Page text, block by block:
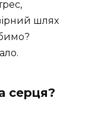
шлях
серця?